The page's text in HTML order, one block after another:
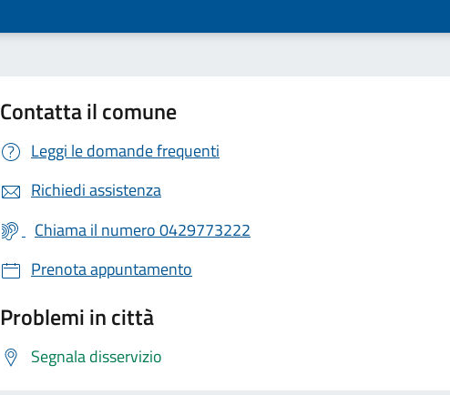
Contatta il comune
Leggi le domande frequenti
Richiedi assistenza
Chiama il numero 0429773222
Prenota appuntamento
Problemi in città
Segnala disservizio